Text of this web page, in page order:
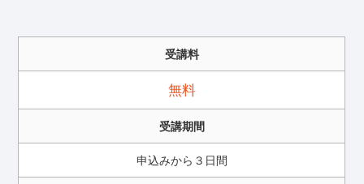
受講料
無料
受講期間
申込みから３日間